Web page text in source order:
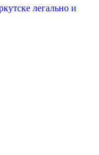
легально и